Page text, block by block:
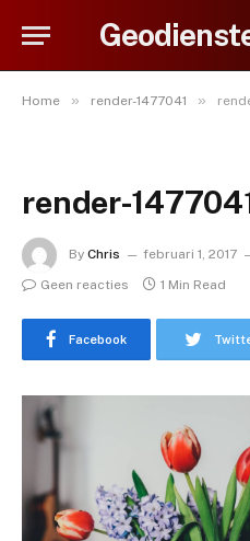
Home » render-1477041 »
render-
By Chris februari 1, 2017
Geen reacties
1 Min Read
Facebook